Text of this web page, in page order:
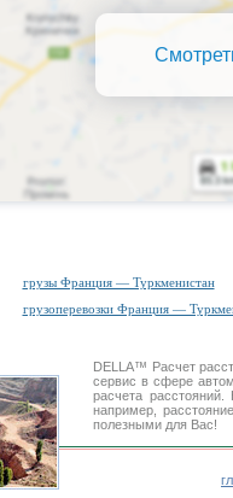
грузы Франция — Туркменистан
грузоперевозки Франция —
DELLA™ Расчет
сервис в сфере
расчета
например,
полезными для Вас!